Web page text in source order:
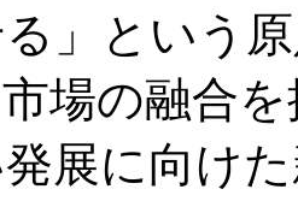
」という
場の融合
展に向け